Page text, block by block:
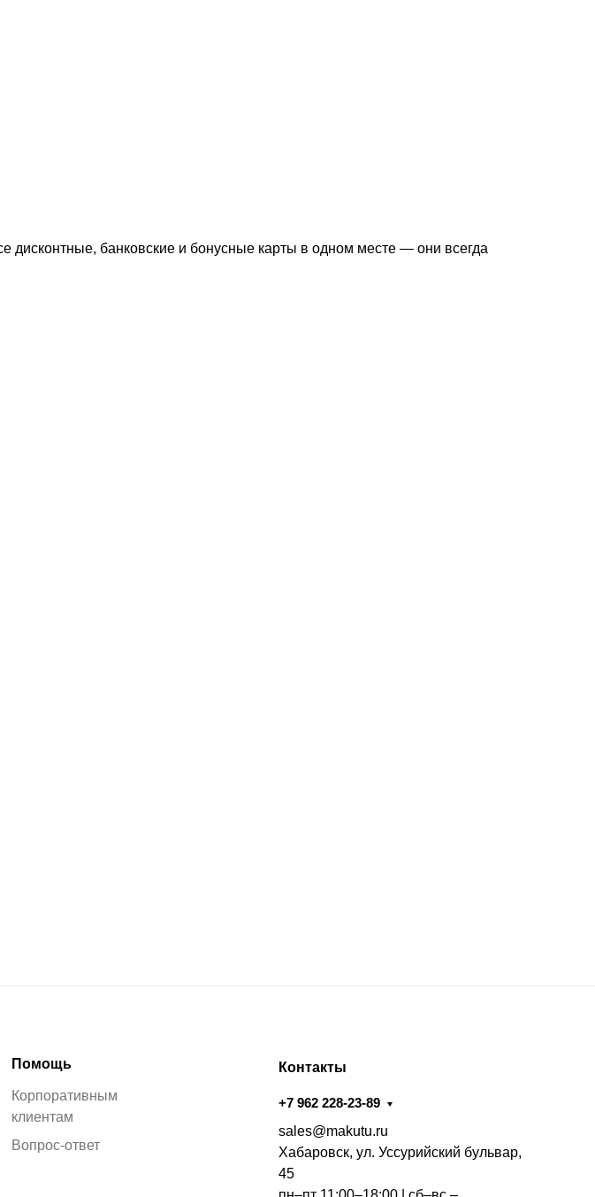
дисконтные, банковские и бонусные карты в одном месте — они всегда
Помощь
Корпоративным
клиентам
Вопрос-ответ
Контакты
+7 962 228-23-89
sales@makutu.ru
Хабаровск, ул. Уссурийский бульвар,
45